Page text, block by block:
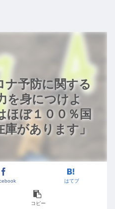
ナ予防に関する
を身につけよ
ぼ１００％国
があります」
はてブ
コピー